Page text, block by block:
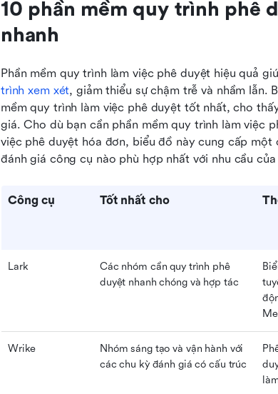
10 phần mềm quy trình phê
nhanh
Phần mềm quy trình làm việc phê duyệt hiệu quả
trình xem xét, giảm thiểu sự chậm trễ và nhầm lẫn.
mềm quy trình làm việc phê duyệt tốt nhất, cho
giá. Cho dù bạn cần phần mềm quy trình làm việc
việc phê duyệt hóa đơn, biểu đồ này cung cấp một
đánh giá công cụ nào phù hợp nhất với nhu cầu
Công cụ Tốt nhất cho
Lark
Các nhóm cần quy trình phê
duyệt nhanh chóng và hợp tác
Wrike
Nhóm sáng tạo và vận hành với
các chu kỳ đánh giá có cấu trúc